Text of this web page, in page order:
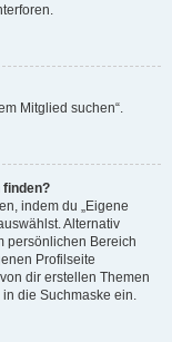
Mitglied suchen“.
finden?
indem du „Eigene
Alternativ
persönlichen Bereich
Profilseite
dir erstellen Themen
die Suchmaske ein.